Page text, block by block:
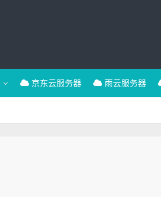
京东云服务器 雨云服务器